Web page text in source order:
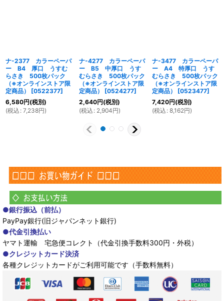
ナ-2377 カラーペーパ
ー B4 厚口 うすむ
らさき 500枚パック
（※オンラインストア限
定商品）
[0522377]
6,580円(税別)
(税込 : 7,238円)
ナ-4277 カラーペーパ
ー B5 中厚口 うす
むらさき 500枚パック
（※オンラインストア限
定商品）
[0524277]
2,640円(税別)
(税込 : 2,904円)
ナ-3477 カラーペーパ
ー A4 特厚口 うす
むらさき 500枚パック
（※オンラインストア限
定商品）
[0523477]
7,420円(税別)
(税込 : 8,162円)
●銀行振込（前払）
PayPay銀行(旧ジャパンネット銀行)
●代金引換払い
ヤマト運輸 宅急便コレクト（代金引換手数料300円・外税）
●クレジットカード決済
各種クレジットカードがご利用可能です（手数料無料）